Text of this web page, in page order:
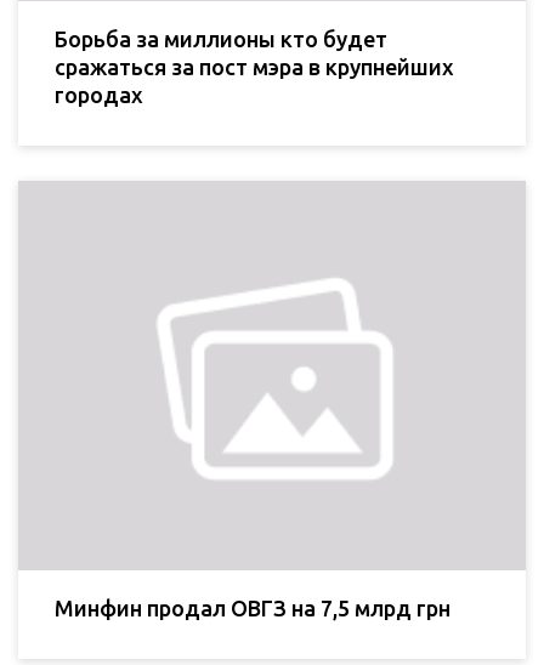
Борьба за миллионы кто будет
сражаться за пост мэра в крупнейших
городах
Минфин продал ОВГЗ на 7,5 млрд грн